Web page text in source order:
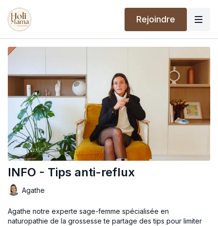
Rejoindre
INFO - Tips anti-reflux
Agathe
Agathe notre experte sage-femme spécialisée en
naturopathie de la grossesse te partage des tips pour limiter